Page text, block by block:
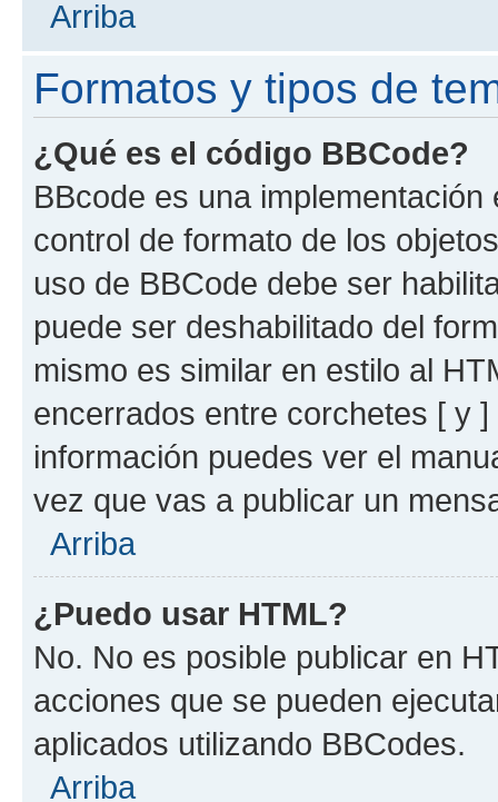
Arriba
Formatos y tipos de
¿Qué es el código BBCode?
BBcode es una
control de formato de los
uso de BBCode debe ser
puede ser deshabilitado del
mismo es similar en estilo al
encerrados entre corchetes [ y
información puedes ver el
vez que vas a publicar un
Arriba
¿Puedo usar HTML?
No. No es posible publicar en
acciones que se pueden
aplicados utilizando BBCodes.
Arriba